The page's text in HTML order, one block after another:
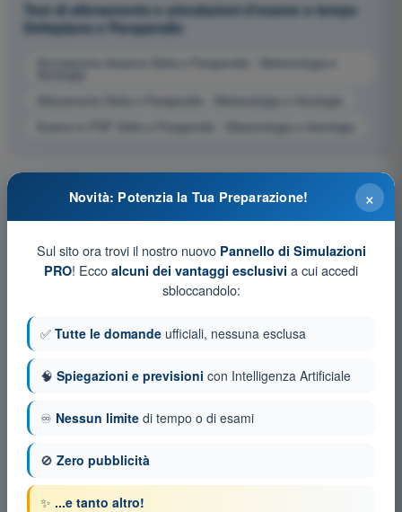
Test di allenamento e simulazioni d'esame a tempo
Deltaplano e Parapendio
Simulazione d'esame Delta e Parapendio - Meteorologia e
Allenamento Delta e Parapendio - Meteorologia e Aerologia
Esame in PDF Delta e Parapendio - Meteorologia e Aerologia
×
Novità: Potenzia la Tua Preparazione!
Sul sito ora trovi il nostro nuovo Pannello di Simulazioni
PRO! Ecco alcuni dei vantaggi esclusivi a cui accedi
sbloccandolo:
✅ Tutte le domande ufficiali, nessuna esclusa
🧠 Spiegazioni e previsioni con Intelligenza Artificiale
♾️ Nessun limite di tempo o di esami
🚫 Zero pubblicità
✨ ...e tanto altro!